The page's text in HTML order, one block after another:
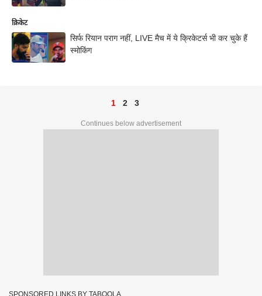
क्रिकेट
सिर्फ रियान पराग नहीं, LIVE मैच में ये क्रिकेटर्स भी कर चुके हैं
स्मोकिंग
1 2 3
Continues below advertisement
SPONSORED LINKS BY TABOOLA